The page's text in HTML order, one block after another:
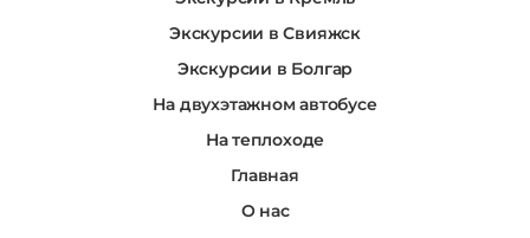
Экскурсии в Свияжск
Экскурсии в Болгар
На двухэтажном автобусе
На теплоходе
Главная
О нас